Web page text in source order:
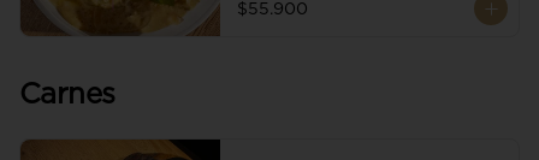
$55.900
Carnes